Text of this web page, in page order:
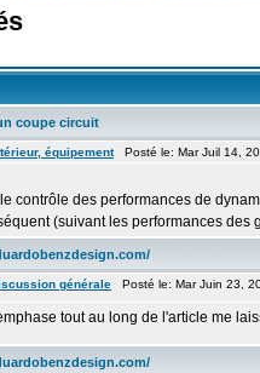
coupe circuit
équipementPosté le: Mar Juil 14,
contrôle des performances de
(suivant les performances des
générale Posté le: Mar Juin 23,
tout au long de l'article me